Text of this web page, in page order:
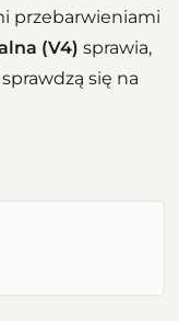
przebarwieniami
(V4) sprawia,
się na